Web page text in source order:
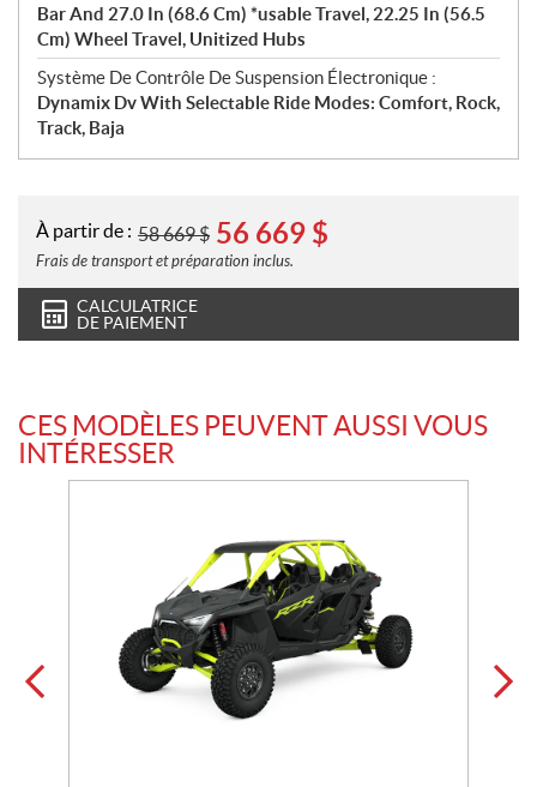
Bar And 27.0 In (68.6 Cm) *usable Travel, 22.25 In (56.5
Cm) Wheel Travel, Unitized Hubs
Système De Contrôle De Suspension Électronique :
Dynamix Dv With Selectable Ride Modes: Comfort, Rock,
Track, Baja
À partir de : 58 669$ 56 669 $
Frais de transport et préparation inclus.
CALCULATRICE
DE PAIEMENT
CES MODÈLES PEUVENT AUSSI VOUS
INTÉRESSER